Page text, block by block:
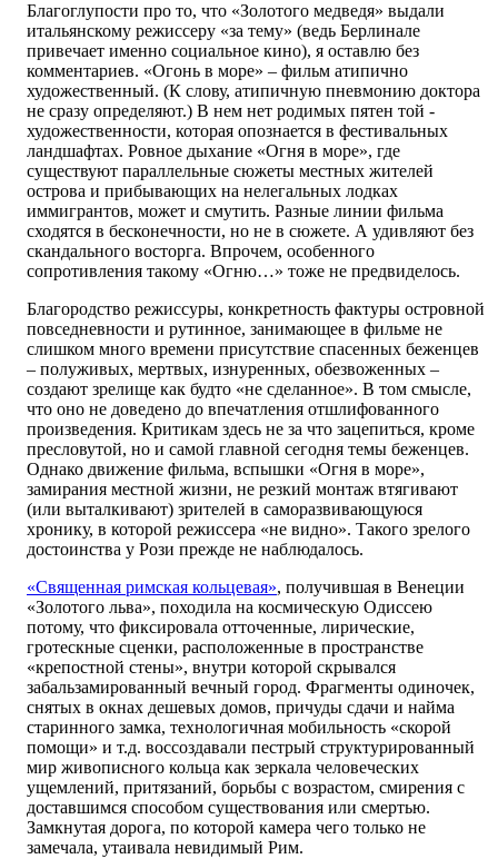
Благоглупости про то, что «Золотого медведя» выдали
итальянскому режиссеру «за тему» (ведь Берлинале
привечает именно социальное кино), я оставлю без
комментариев. «Огонь в море» – фильм атипично
художественный. (К слову, атипичную пневмонию доктора
не сразу определяют.) В нем нет родимых пятен той ­
художественности, которая опознается в фестивальных
ландшафтах. Ровное дыхание «Огня в море», где
существуют параллельные сюжеты местных жителей
острова и прибывающих на нелегальных лодках
иммигрантов, может и смутить. Разные линии фильма
сходятся в бесконечности, но не в сюжете. А удивляют без
скандального восторга. Впрочем, особенного
сопротивления такому «Огню…» тоже не предвиделось.
Благородство режиссуры, конкретность фактуры островной
повседневности и рутинное, занимающее в фильме не
слишком много времени присутствие спасенных беженцев
– полуживых, мертвых, изнуренных, обезвоженных –
создают зрелище как будто «не сделанное». В том смысле,
что оно не доведено до впечатления отшлифованного
произведения. Критикам здесь не за что зацепиться, кроме
пресловутой, но и самой главной сегодня темы беженцев.
Однако движение фильма, вспышки «Огня в море»,
замирания местной жизни, не резкий монтаж втягивают
(или выталкивают) зрителей в саморазвивающуюся
хронику, в которой режиссера «не видно». Такого зрелого
достоинства у Рози прежде не наблюдалось.
«Священная римская кольцевая», получившая в Венеции
«Золотого льва», походила на космическую Одиссею
потому, что фиксировала отточенные, лирические,
гротескные сценки, расположенные в пространстве
«крепостной стены», внутри которой скрывался
забальзамированный вечный город. Фрагменты одиночек,
снятых в окнах дешевых домов, причуды сдачи и найма
старинного замка, технологичная мобильность «скорой
помощи» и т.д. воссоздавали пестрый структурированный
мир живописного кольца как зеркала человеческих
ущемлений, притязаний, борьбы с возрастом, смирения с
доставшимся способом существования или смертью.
Замкнутая дорога, по которой камера чего только не
замечала, утаивала невидимый Рим.